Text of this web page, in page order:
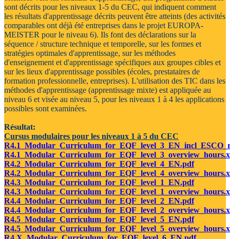
sont décrits pour les niveaux 1-5 du CEC, qui indiquent comment
les résultats d'apprentissage décrits peuvent être atteints (des activités
comparables ont déjà été entreprises dans le projet EUROPA-
MEISTER pour le niveau 6). Ils font des déclarations sur la
séquence / structure technique et temporelle, sur les formes et
stratégies optimales d'apprentissage, sur les méthodes
d'enseignement et d'apprentissage spécifiques aux groupes cibles et
sur les lieux d'apprentissage possibles (écoles, prestataires de
formation professionnelle, entreprises). L'utilisation des TIC dans les
méthodes d'apprentissage (apprentissage mixte) est appliquée au
niveau 6 et visée au niveau 5, pour les niveaux 1 à 4 les applications
possibles sont examinées.
Résultat:
Cursus modulaires pour les niveaux 1 à 5 du CEC
R4.2_Modular_Curriculum_for_EQF_level_4_EN.pdf
R4.3_Modular_Curriculum_for_EQF_level_1_EN.pdf
R4.4_Modular_Curriculum_for_EQF_level_2_EN.pdf
R4.5_Modular_Curriculum_for_EQF_level_5_EN.pdf